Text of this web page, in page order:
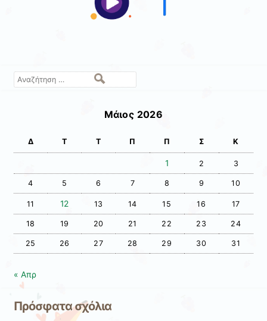
Αναζήτηση
Μάιος 2026
Δ Τ Τ Π Π Σ Κ
1 2 3
4 5 6 7 8 9 10
11 12 13 14 15 16 17
18 19 20 21 22 23 24
25 26 27 28 29 30 31
« Απρ
Πρόσφατα σχόλια